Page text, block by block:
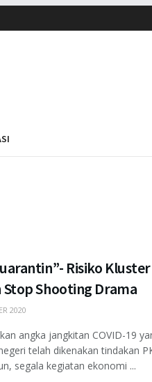
Risiko
Stop Shooting Drama
2020
angka jangkitan COVID-19
telah dikenakan tindakan
segala kegiatan ekonomi ...